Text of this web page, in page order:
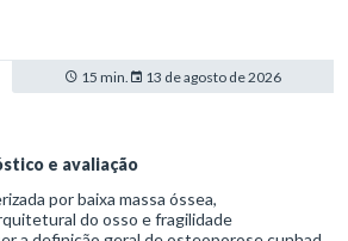
15 min. 13 de agosto de 2026
e avaliação
por baixa massa óssea,
do osso e fragilidade